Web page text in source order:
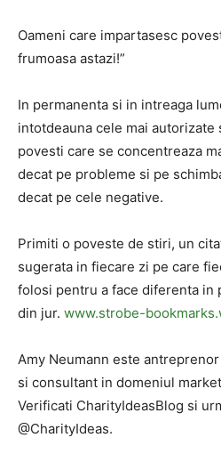
Oameni care impartasesc
frumoasa astazi!”
In permanenta si in intreaga
intotdeauna cele mai
povesti care se concentreaza
decat pe probleme si pe
decat pe cele negative.
Primiti o poveste de stiri, un
sugerata in fiecare zi pe care
folosi pentru a face diferenta in
din jur. www.strobe-
Amy Neumann este
si consultant in domeniul
Verificati CharityIdeasBlog si
@CharityIdeas.